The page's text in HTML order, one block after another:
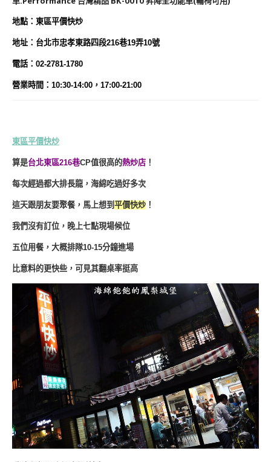
地點：東區平價快炒
地址：台北市忠孝東路四段216巷19弄10號
電話：02-2781-1780
營業時間：10:30-14:00，17:00-21:00
東區平價快炒
算是台北東區216巷CP值很高的熱炒店 ！
每次經過都大排長龍，海綿吃過好多次
這天跟朋友要聚餐，馬上想到 平價快炒 ！
我們沒有訂位，晚上七點現場候位
五位用餐，大概排隊10-15分鐘進場
比意料的更快些，可見其翻桌率挺高